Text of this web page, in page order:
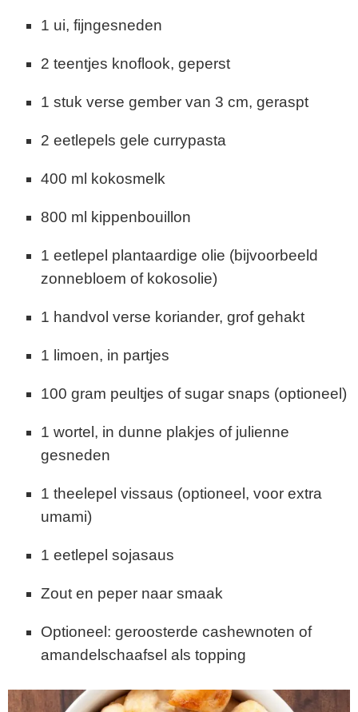
1 ui, fijngesneden
2 teentjes knoflook, geperst
1 stuk verse gember van 3 cm, geraspt
2 eetlepels gele currypasta
400 ml kokosmelk
800 ml kippenbouillon
1 eetlepel plantaardige olie (bijvoorbeeld
zonnebloem of kokosolie)
1 handvol verse koriander, grof gehakt
1 limoen, in partjes
100 gram peultjes of sugar snaps (optioneel)
1 wortel, in dunne plakjes of julienne
gesneden
1 theelepel vissaus (optioneel, voor extra
umami)
1 eetlepel sojasaus
Zout en peper naar smaak
Optioneel: geroosterde cashewnoten of
amandelschaafsel als topping